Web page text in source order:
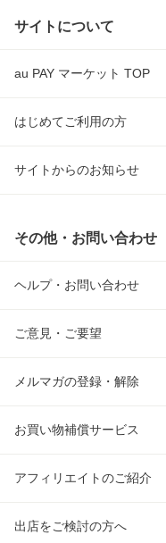
サイトについて
au PAY マーケット TOP
はじめてご利用の方
サイトからのお知らせ
その他・お問い合わせ
ヘルプ・お問い合わせ
ご意見・ご要望
メルマガの登録・解除
お買い物補償サービス
アフィリエイトのご紹介
出店をご検討の方へ